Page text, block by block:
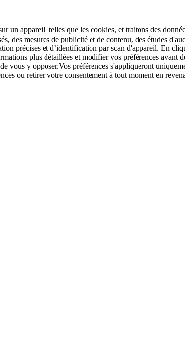
un appareil, telles que les cookies, et traitons des
des mesures de publicité et de contenu, des études
précises et d’identification par scan d'appareil. En
plus détaillées et modifier vos préférences avant
vous y opposer.Vos préférences s'appliqueront
ou retirer votre consentement à tout moment en